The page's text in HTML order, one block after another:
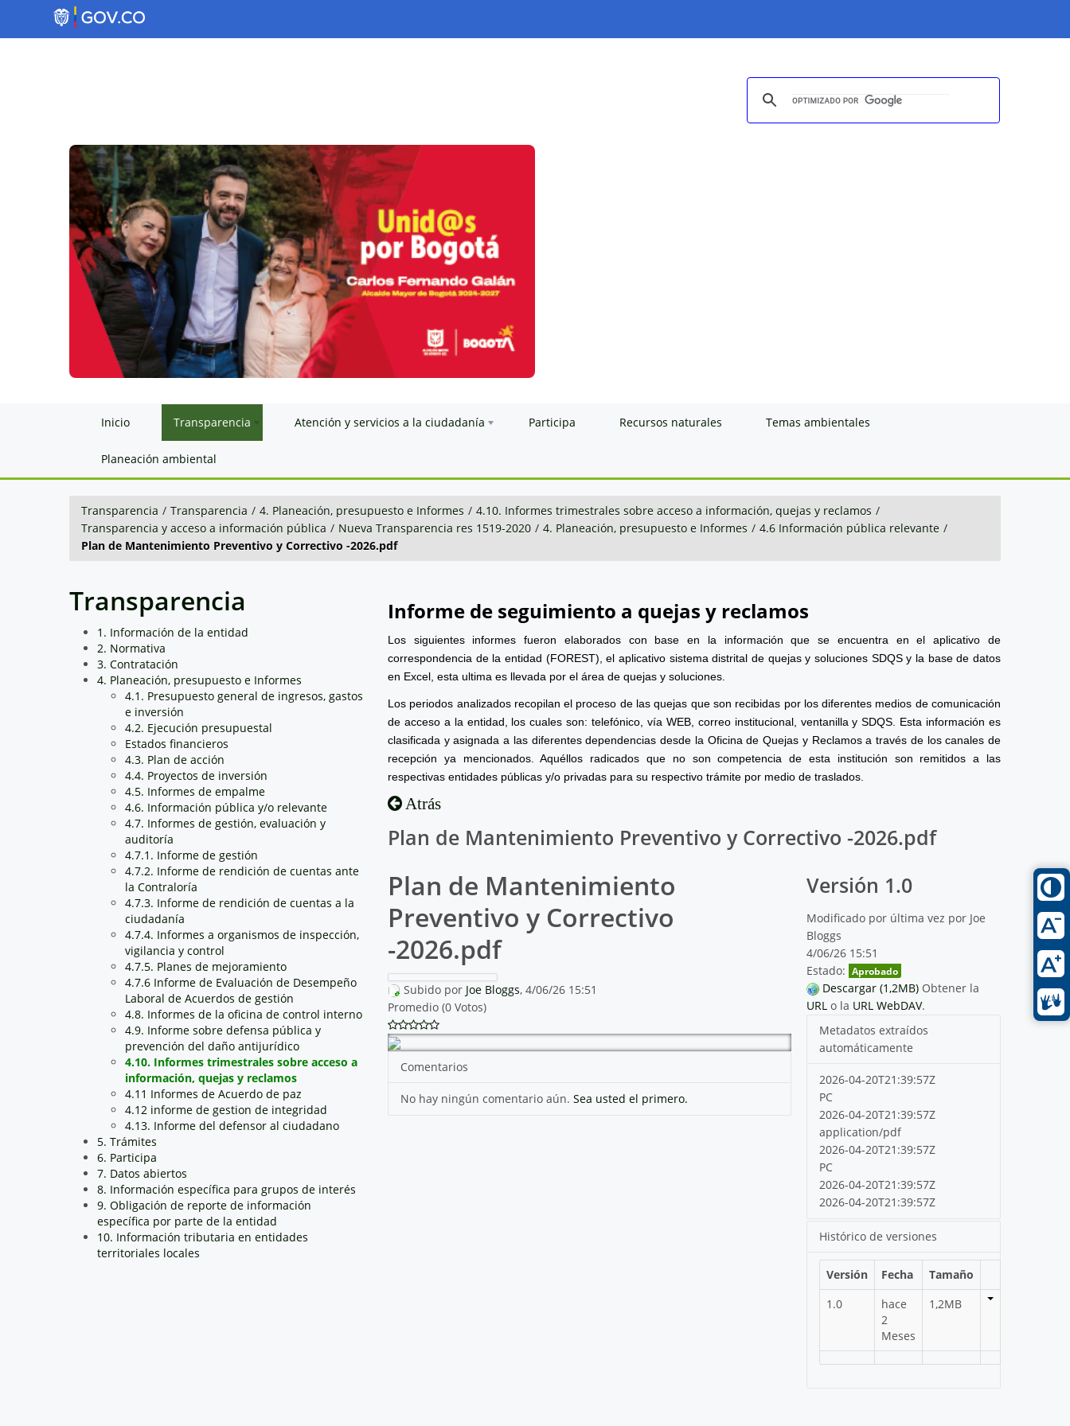
Inicio Transparencia Atención y servicios a la ciudadanía Participa Recursos naturales Temas ambientales
Planeación ambiental
Transparencia / Transparencia / 4. Planeación, presupuesto e Informes / 4.10. Informes trimestrales sobre acceso a información, quejas y reclamos /
Transparencia y acceso a información pública / Nueva Transparencia res 1519-2020 / 4. Planeación, presupuesto e Informes / 4.6 Información pública relevante /
Plan de Mantenimiento Preventivo y Correctivo -2026.pdf
Transparencia
1. Información de la entidad
2. Normativa
3. Contratación
4. Planeación, presupuesto e Informes
4.1. Presupuesto general de ingresos, gastos
e inversión
4.2. Ejecución presupuestal
Estados financieros
4.3. Plan de acción
4.4. Proyectos de inversión
4.5. Informes de empalme
4.6. Información pública y/o relevante
4.7. Informes de gestión, evaluación y
auditoría
4.7.1. Informe de gestión
4.7.2. Informe de rendición de cuentas ante
la Contraloría
4.7.3. Informe de rendición de cuentas a la
ciudadanía
4.7.4. Informes a organismos de inspección,
vigilancia y control
4.7.5. Planes de mejoramiento
4.7.6 Informe de Evaluación de Desempeño
Laboral de Acuerdos de gestión
4.8. Informes de la oficina de control interno
4.9. Informe sobre defensa pública y
prevención del daño antijurídico
4.10. Informes trimestrales sobre acceso a
información, quejas y reclamos
4.11 Informes de Acuerdo de paz
4.12 informe de gestion de integridad
4.13. Informe del defensor al ciudadano
5. Trámites
6. Participa
7. Datos abiertos
8. Información específica para grupos de interés
9. Obligación de reporte de información
específica por parte de la entidad
10. Información tributaria en entidades
territoriales locales
Informe de seguimiento a quejas y reclamos
Los siguientes informes fueron elaborados con base en la información que se encuentra en el aplicativo de
correspondencia de la entidad (FOREST), el aplicativo sistema distrital de quejas y soluciones SDQS y la base de datos
en Excel, esta ultima es llevada por el área de quejas y soluciones.
Los periodos analizados recopilan el proceso de las quejas que son recibidas por los diferentes medios de comunicación
de acceso a la entidad, los cuales son: telefónico, vía WEB, correo institucional, ventanilla y SDQS. Esta información es
clasificada y asignada a las diferentes dependencias desde la Oficina de Quejas y Reclamos a través de los canales de
recepción ya mencionados. Aquéllos radicados que no son competencia de esta institución son remitidos a las
respectivas entidades públicas y/o privadas para su respectivo trámite por medio de traslados.
Atrás
Plan de Mantenimiento Preventivo y Correctivo -2026.pdf
Plan de Mantenimiento
Preventivo y Correctivo
-2026.pdf
Subido por Joe Bloggs, 4/06/26 15:51
Promedio (0 Votos)
Comentarios
No hay ningún comentario aún. Sea usted el primero.
Versión 1.0
Modificado por última vez por Joe
Bloggs
4/06/26 15:51
Estado: Aprobado
Descargar (1,2MB) Obtener la
URL o la URL WebDAV.
Metadatos extraídos
automáticamente
2026-04-20T21:39:57Z
PC
2026-04-20T21:39:57Z
application/pdf
2026-04-20T21:39:57Z
PC
2026-04-20T21:39:57Z
2026-04-20T21:39:57Z
Histórico de versiones
Versión Fecha
Tamaño
1.0
hace
2
Meses
1,2MB